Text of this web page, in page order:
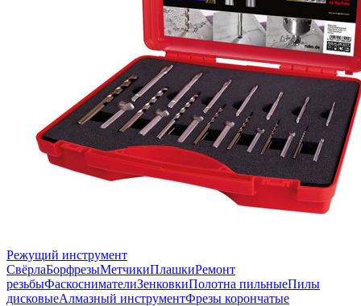
Режущий инструмент
СвёрлаБорфрезыМетчикиПлашкиРемонт
резьбыФаскоснимателиЗенковкиПолотна пильныеПилы
дисковыеАлмазный инструментФрезы корончатые